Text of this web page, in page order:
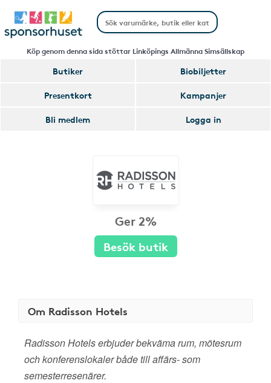
Köp genom denna sida stöttar Linköpings Allmänna Simsällskap
Butiker
Biobiljetter
Presentkort
Kampanjer
Bli medlem
Logga in
Ger 2%
Besök butik
Om Radisson Hotels
Radisson Hotels erbjuder bekväma rum, mötesrum
och konferenslokaler både till affärs- som
semesterresenärer.